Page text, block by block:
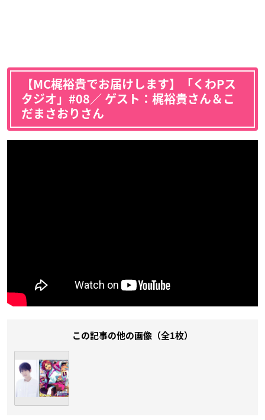
【MC梶裕貴でお届けします】「くわPス
タジオ」#08／ ゲスト：梶裕貴さん＆こ
だまさおりさん
この記事の他の画像（全1枚）